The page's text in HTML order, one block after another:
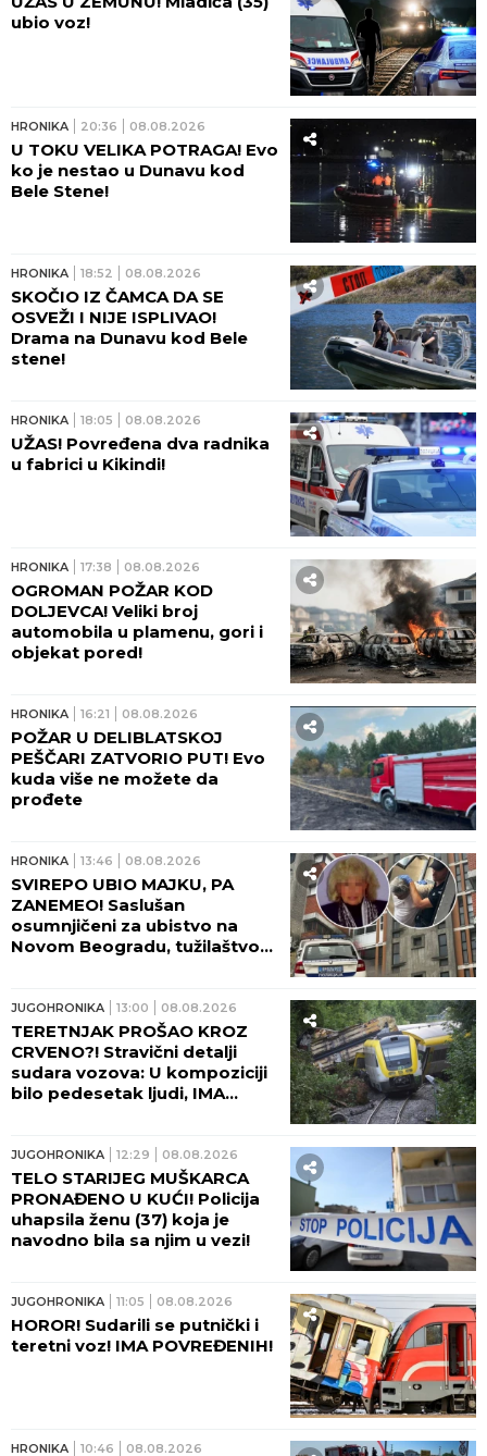
ubio voz!
HRONIKA 20:36 08.08.2026
U TOKU VELIKA POTRAGA! Evo
ko je nestao u Dunavu kod
Bele Stene!
HRONIKA 18:52 08.08.2026
SKOČIO IZ ČAMCA DA SE
OSVEŽI I NIJE ISPLIVAO!
Drama na Dunavu kod Bele
stene!
HRONIKA 18:05 08.08.2026
UŽAS! Povređena dva radnika
u fabrici u Kikindi!
HRONIKA 17:38 08.08.2026
OGROMAN POŽAR KOD
DOLJEVCA! Veliki broj
automobila u plamenu, gori i
objekat pored!
HRONIKA 16:21 08.08.2026
POŽAR U DELIBLATSKOJ
PEŠČARI ZATVORIO PUT! Evo
kuda više ne možete da
prođete
HRONIKA 13:46 08.08.2026
SVIREPO UBIO MAJKU, PA
ZANEMEO! Saslušan
osumnjičeni za ubistvo na
Novom Beogradu, tužilaštvo
JUGOHRONIKA 13:00 08.08.2026
TERETNJAK PROŠAO KROZ
CRVENO?! Stravični detalji
sudara vozova: U kompoziciji
bilo pedesetak ljudi, IMA
JUGOHRONIKA 12:29 08.08.2026
TELO STARIJEG MUŠKARCA
PRONAĐENO U KUĆI! Policija
uhapsila ženu (37) koja je
navodno bila sa njim u vezi!
JUGOHRONIKA 11:05 08.08.2026
HOROR! Sudarili se putnički i
teretni voz! IMA POVREĐENIH!
HRONIKA 10:46 08.08.2026